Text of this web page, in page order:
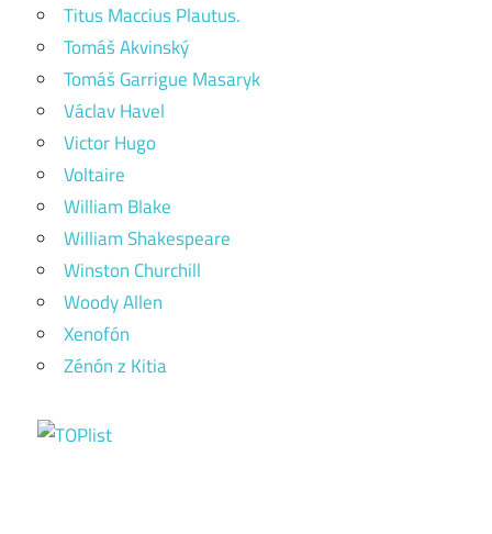
Titus Maccius Plautus.
Tomáš Akvinský
Tomáš Garrigue Masaryk
Václav Havel
Victor Hugo
Voltaire
William Blake
William Shakespeare
Winston Churchill
Woody Allen
Xenofón
Zénón z Kitia